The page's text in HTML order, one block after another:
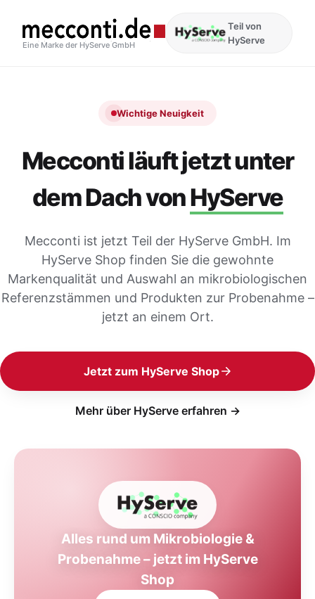
Eine Marke der HyServe GmbH
Teil von
HyServe
Wichtige Neuigkeit
Mecconti läuft jetzt unter
dem Dach vonHyServe
Mecconti ist jetzt Teil der HyServe GmbH. Im
HyServe Shop finden Sie die gewohnte
Markenqualität und Auswahl an mikrobiologischen
Referenzstämmen und Produkten zur Probenahme –
jetzt an einem Ort.
Jetzt zum HyServe Shop
Mehr über HyServe erfahren →
Alles rund um Mikrobiologie &
Probenahme – jetzt im HyServe
Shop